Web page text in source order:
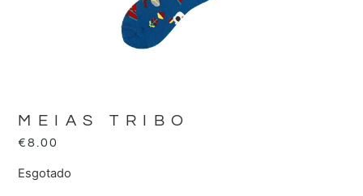
MEIAS TRIBO
€8.00
Esgotado